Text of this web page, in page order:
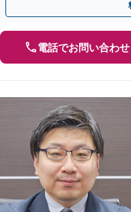
電話でお問い合わせ